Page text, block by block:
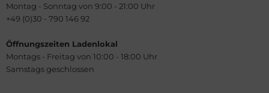
Montag - Sonntag von 9:00 - 21:00 Uhr
+49 (0)30 - 790 146 92
Öffnungszeiten Ladenlokal
Montags - Freitag von 10:00 - 18:00 Uhr
Samstags geschlossen